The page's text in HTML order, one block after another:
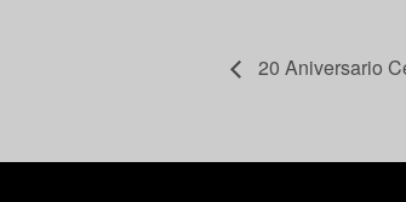
20 Aniversario